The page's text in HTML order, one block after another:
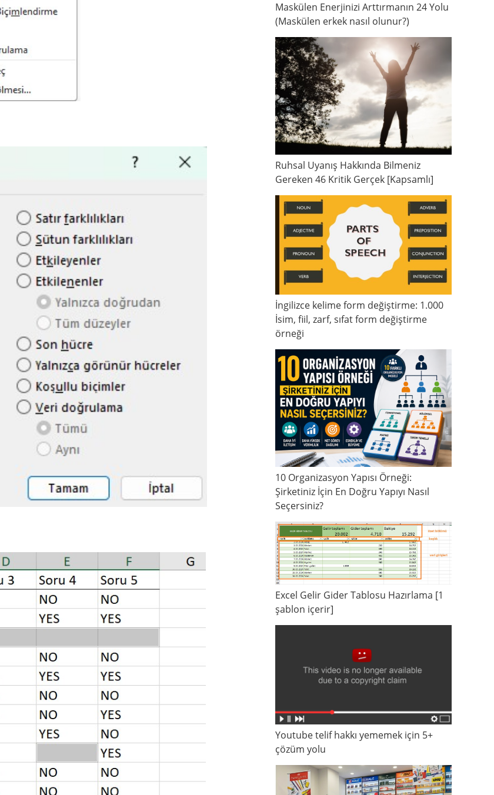
Maskülen Enerjinizi Arttırmanın 24 Yolu
(Maskülen erkek nasıl olunur?)
Ruhsal Uyanış Hakkında Bilmeniz
Gereken 46 Kritik Gerçek [Kapsamlı]
İngilizce kelime form değiştirme: 1.000
İsim, fiil, zarf, sıfat form değiştirme
örneği
10 Organizasyon Yapısı Örneği:
Şirketiniz İçin En Doğru Yapıyı Nasıl
Seçersiniz?
Excel Gelir Gider Tablosu Hazırlama [1
şablon içerir]
Youtube telif hakkı yememek için 5+
çözüm yolu